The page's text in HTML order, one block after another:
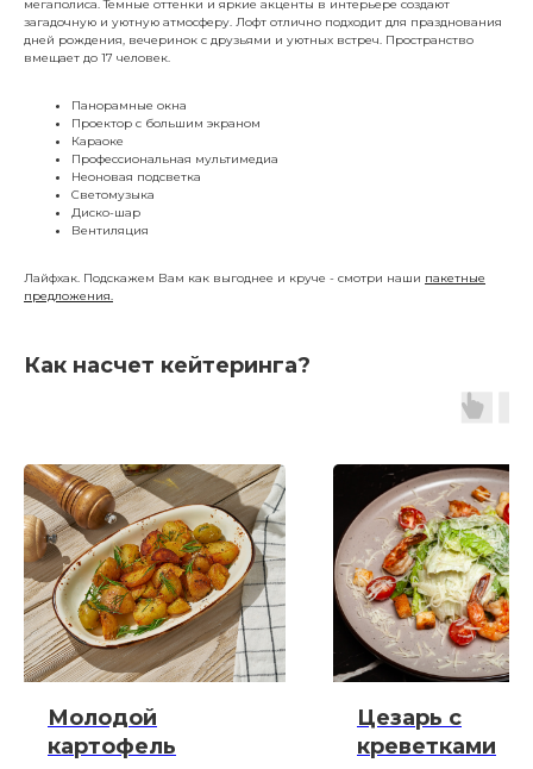
мегаполиса. Темные оттенки и яркие акценты в интерьере создают
загадочную и уютную атмосферу. Лофт отлично подходит для празднования
дней рождения, вечеринок с друзьями и уютных встреч. Пространство
вмещает до 17 человек.
Панорамные окна
Проектор с большим экраном
Караоке
Профессиональная мультимедиа
Неоновая подсветка
Светомузыка
Диско-шар
Вентиляция
Лайфхак. Подскажем Вам как выгоднее и круче - смотри наши пакетные
предложения.
Как насчет кейтеринга?
Молодой
картофель
Цезарь с
креветками